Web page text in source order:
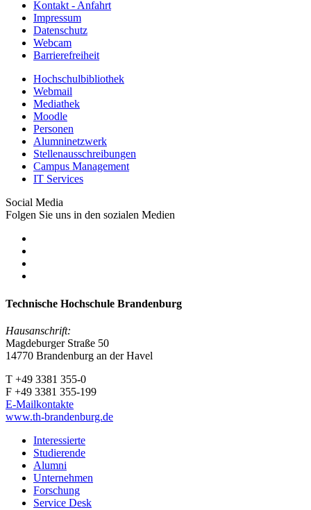
Kontakt - Anfahrt
Impressum
Datenschutz
Webcam
Barrierefreiheit
Hochschulbibliothek
Webmail
Mediathek
Moodle
Personen
Alumninetzwerk
Stellenausschreibungen
Campus Management
IT Services
Social Media
Folgen Sie uns in den sozialen Medien
Technische Hochschule Brandenburg
Hausanschrift:
Magdeburger Straße 50
14770 Brandenburg an der Havel
T +49 3381 355-0
F +49 3381 355-199
E-Mailkontakte
www.th-brandenburg.de
Interessierte
Studierende
Alumni
Unternehmen
Forschung
Service Desk